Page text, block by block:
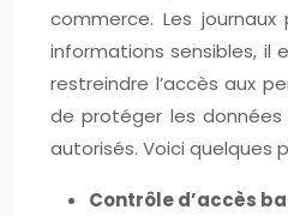
commerce. Les
informations sensibles, il
restreindre l’accès aux
de protéger les
autorisés. Voici quelques
Contrôle d’accès